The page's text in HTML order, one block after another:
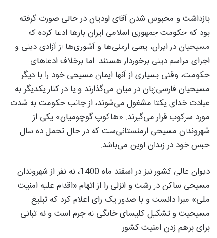
بازداشت و محبوس شدن آقای اودیان در حالی صورت گرفته
بود که حکومت جمهوری اسلامی ایران بارها ادعا کرده که
مسیحیان در ایران، یعنی ارمنی‌ها و آشوری‌ها از آزادی دینی و
اجرای مراسم دینی برخوردار هستند. اما برخلاف ادعاهای
حکومت، وقتی بسیاری از آنها ایمان مسیحی خود را با دیگر
مسیحیان فارسی‌زبان در میان می‌گذارند و یا در کنار یکدیگر به
عبادت خدای یکتا مشغول می‌شوند، از جانب حکومت به شدت
مورد سرکوب قرار می‌گیرند. «هاکوپ گوچومیان» یکی از
شهروندان مسیحی ارمنستانی‌ست که در حال تحمل ده سال
حبس خود در زندان اوین می‌باشد.
دیوان عالی کشور نیز در اسفند ماه 1400، نه نفر از شهروندان
مسیحی ساکن در رشت و انزلی را از اتهام «اقدام علیه امنیت
ملی» مبرا دانست و با صدور یک رای اعلام کرد که تبلیغ
مسیحیت و تشکیل کلیسای خانگی نه جرم است و نه تبانی
برای برهم زدن امنیت کشور.